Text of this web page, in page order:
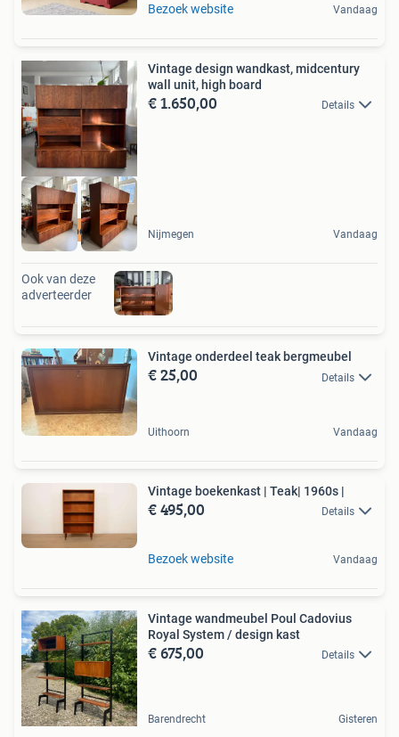
Bezoek website Vandaag
Woodstock Wonen
Vintage design wandkast, midcentury
wall unit, high board
€ 1.650,00 Details
Nijmegen Vandaag
Ook van deze
adverteerder
Vintage onderdeel teak bergmeubel
€ 25,00 Details
Uithoorn Vandaag
Vintage boekenkast | Teak| 1960s |
€ 495,00 Details
Bezoek website Vandaag
Vintage wandmeubel Poul Cadovius
Royal System / design kast
€ 675,00 Details
Barendrecht Gisteren